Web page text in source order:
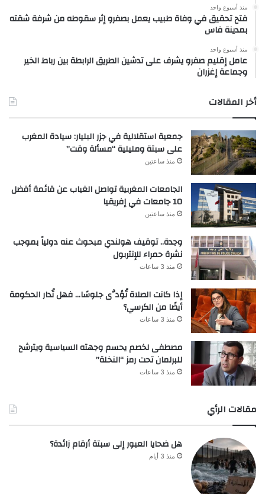
منذ أسبوع واحد
فتح تحقيق في وفاة طبيب يعمل بصفرو إثر سقوطه من شرفة شقته
بمدينة فاس
منذ أسبوع واحد
عامل إقليم صفرو يشرف على تدشين الطريق الرابطة بين رباط الخير
وجماعة إغزران
أخر المقالات
جمعية استقلالية في جزر البليار: سيادة المغرب
على سبتة ومليلية “مسألة وقت”
منذ ساعتين
الجامعات المغربية تواصل الغياب عن قائمة أفضل
10 جامعات في إفريقيا
منذ ساعتين
وجدة.. توقيف هولندي مبحوث عنه دولياً بموجب
نشرة حمراء للإنتربول
منذ 3 ساعات
إذا كانت الصلاة تُؤدَّى جلوسًا… فهل تُدار الحكومة
أيضًا من الكرسي؟
منذ 3 ساعات
مصطفى لخصم يحسم وجهته السياسية ويترشح
للبرلمان تحت رمز “النخلة”
منذ 3 ساعات
مقالات الرأي
هل ضحايا العبور إلى سبتة أرقام زائدة؟
منذ 3 أيام